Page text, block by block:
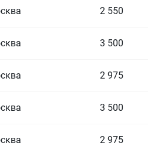
2 550
3 500
2 975
3 500
2 975